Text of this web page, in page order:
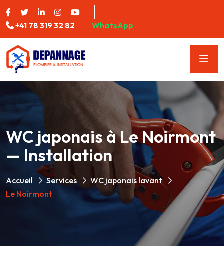
+41 78 319 32 82 WhatsApp
WC japonais à Le Noirmont
— Installation
Accueil Services
WC japonais lavant
Le Noirmont